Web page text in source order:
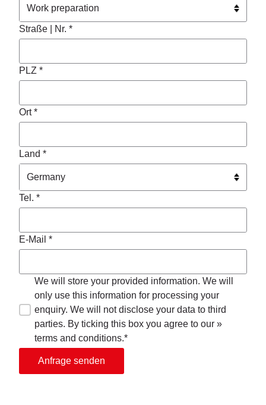
Straße | Nr. *
PLZ *
Ort *
Land *
Tel. *
E-Mail *
We will store your provided information. We will
only use this information for processing your
enquiry. We will not disclose your data to third
parties. By ticking this box you agree to our »
terms and conditions.*
Anfrage senden